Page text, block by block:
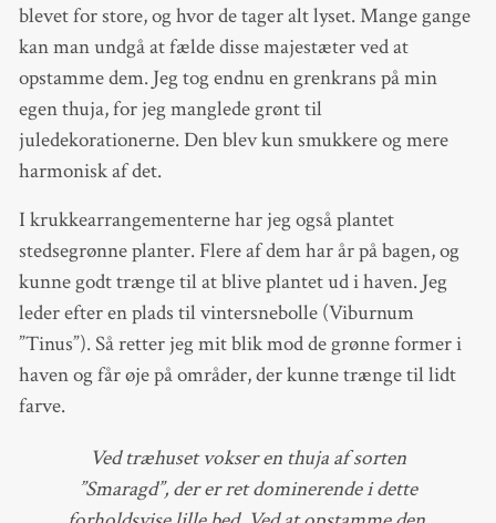
blevet for store, og hvor de tager alt lyset. Mange gange
kan man undgå at fælde disse majestæter ved at
opstamme dem. Jeg tog endnu en grenkrans på min
egen thuja, for jeg manglede grønt til
juledekorationerne. Den blev kun smukkere og mere
harmonisk af det.
I krukkearrangementerne har jeg også plantet
stedsegrønne planter. Flere af dem har år på bagen, og
kunne godt trænge til at blive plantet ud i haven. Jeg
leder efter en plads til vintersnebolle (Viburnum
”Tinus”). Så retter jeg mit blik mod de grønne former i
haven og får øje på områder, der kunne trænge til lidt
farve.
Ved træhuset vokser en thuja af sorten
”Smaragd”, der er ret dominerende i dette